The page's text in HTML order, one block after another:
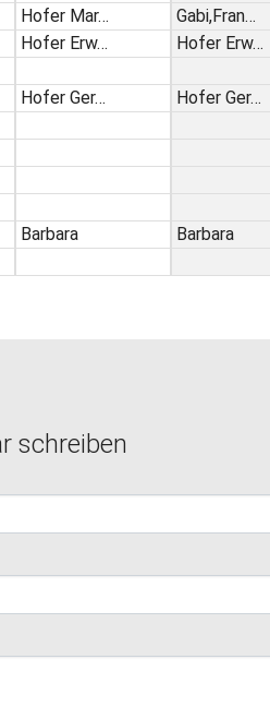
Hofer Mar…
Hofer Erw…
Hofer Ger…
Barbara
Gabi,Fran…
Hofer Erw…
Hofer Ger…
Barbara
schreiben